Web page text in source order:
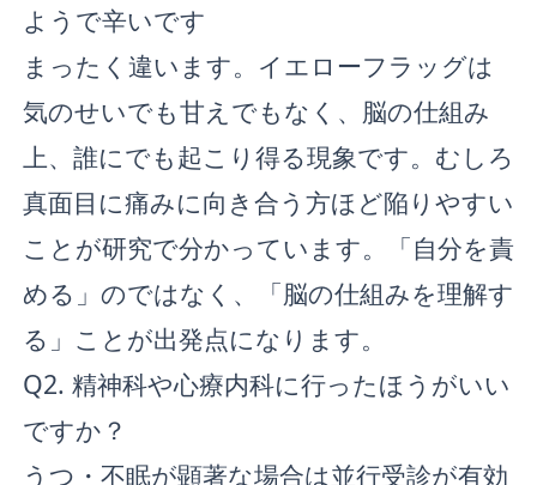
ようで辛いです
まったく違います。イエローフラッグは
気のせいでも甘えでもなく、脳の仕組み
上、誰にでも起こり得る現象です。むしろ
真面目に痛みに向き合う方ほど陥りやすい
ことが研究で分かっています。「自分を責
める」のではなく、「脳の仕組みを理解す
る」ことが出発点になります。
Q2. 精神科や心療内科に行ったほうがいい
ですか？
うつ・不眠が顕著な場合は並行受診が有効